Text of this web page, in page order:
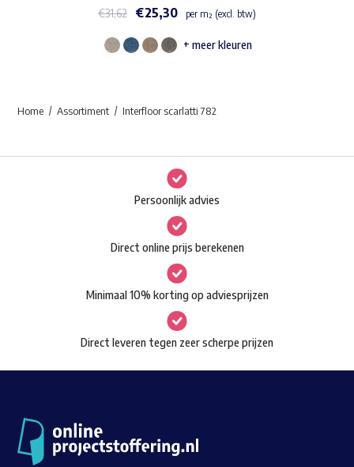
Waar ben je naar op zoek?
€31,62 €25,30 per m² (excl. btw)
Dit
Deze
optie
kan
gekozen
worden
op
de
productpagina
+ meer kleuren
Home Assortiment Interfloor scarlatti 782
Persoonlijk advies
Direct online prijs berekenen
Minimaal 10% korting op adviesprijzen
Direct leveren tegen zeer scherpe prijzen